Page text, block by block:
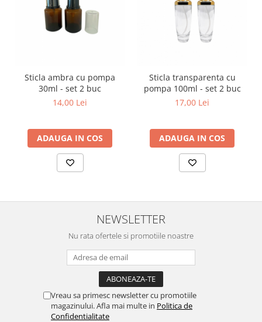
Sticla ambra cu pompa
30ml - set 2 buc
14,00 Lei
ADAUGA IN COS
Sticla transparenta cu
pompa 100ml - set 2 buc
17,00 Lei
ADAUGA IN COS
NEWSLETTER
Nu rata ofertele si promotiile noastre
Vreau sa primesc newsletter cu promotiile
magazinului. Afla mai multe in Politica de
Confidentialitate